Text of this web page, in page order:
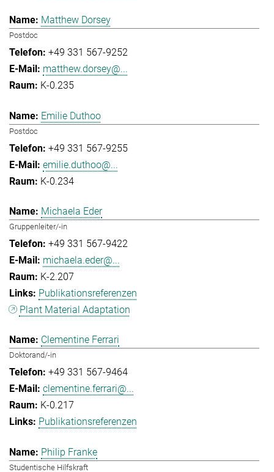
Matthew Dorsey
Postdoc
+49 331 567-9252
matthew.dorsey@...
K-0.235
Emilie Duthoo
Postdoc
+49 331 567-9255
emilie.duthoo@...
K-0.234
Michaela Eder
Gruppenleiter/-in
+49 331 567-9422
michaela.eder@...
K-2.207
Publikationsreferenzen
Plant Material Adaptation
Clementine Ferrari
Doktorand/-in
+49 331 567-9464
clementine.ferrari@...
K-0.217
Publikationsreferenzen
Philip Franke
Studentische Hilfskraft